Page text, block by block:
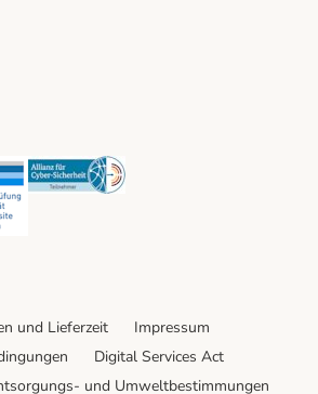
Security Security
und Lieferzeit
Impressum
Digital Services Act
und Umweltbestimmungen